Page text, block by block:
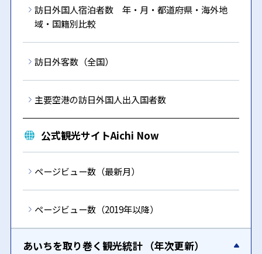
訪日外国人宿泊者数 年・月・都道府県・海外地
域・国籍別比較
訪日外客数（全国）
主要空港の訪日外国人出入国者数
公式観光サイトAichi Now
ページビュー数（最新月）
ページビュー数（2019年以降）
あいちを取り巻く観光統計 （年次更新）